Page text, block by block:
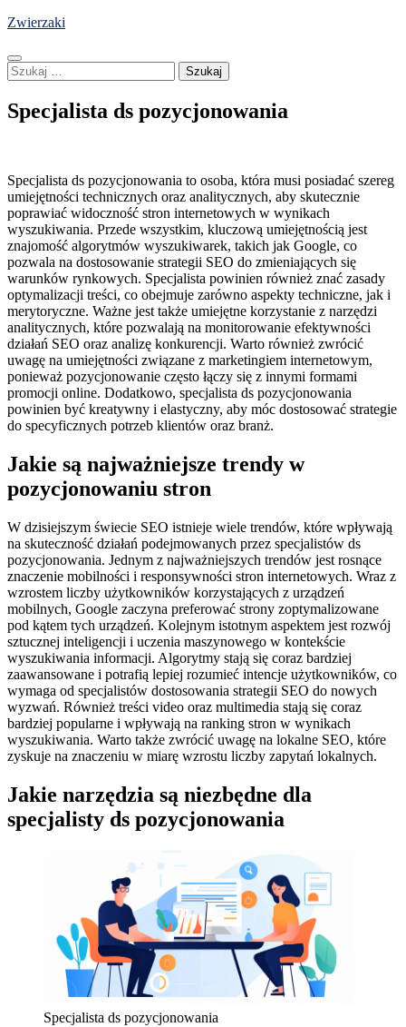
Skip
content
Zwierzaki
Szukaj:
Specjalista ds pozycjonowania
Specjalista ds pozycjonowania to osoba, która musi posiadać szereg
umiejętności technicznych oraz analitycznych, aby skutecznie
poprawiać widoczność stron internetowych w wynikach
wyszukiwania. Przede wszystkim, kluczową umiejętnością jest
znajomość algorytmów wyszukiwarek, takich jak Google, co
pozwala na dostosowanie strategii SEO do zmieniających się
warunków rynkowych. Specjalista powinien również znać zasady
optymalizacji treści, co obejmuje zarówno aspekty techniczne, jak i
merytoryczne. Ważne jest także umiejętne korzystanie z narzędzi
analitycznych, które pozwalają na monitorowanie efektywności
działań SEO oraz analizę konkurencji. Warto również zwrócić
uwagę na umiejętności związane z marketingiem internetowym,
ponieważ pozycjonowanie często łączy się z innymi formami
promocji online. Dodatkowo, specjalista ds pozycjonowania
powinien być kreatywny i elastyczny, aby móc dostosować strategie
do specyficznych potrzeb klientów oraz branż.
Jakie są najważniejsze trendy w
pozycjonowaniu stron
W dzisiejszym świecie SEO istnieje wiele trendów, które wpływają
na skuteczność działań podejmowanych przez specjalistów ds
pozycjonowania. Jednym z najważniejszych trendów jest rosnące
znaczenie mobilności i responsywności stron internetowych. Wraz z
wzrostem liczby użytkowników korzystających z urządzeń
mobilnych, Google zaczyna preferować strony zoptymalizowane
pod kątem tych urządzeń. Kolejnym istotnym aspektem jest rozwój
sztucznej inteligencji i uczenia maszynowego w kontekście
wyszukiwania informacji. Algorytmy stają się coraz bardziej
zaawansowane i potrafią lepiej rozumieć intencje użytkowników, co
wymaga od specjalistów dostosowania strategii SEO do nowych
wyzwań. Również treści video oraz multimedia stają się coraz
bardziej popularne i wpływają na ranking stron w wynikach
wyszukiwania. Warto także zwrócić uwagę na lokalne SEO, które
zyskuje na znaczeniu w miarę wzrostu liczby zapytań lokalnych.
Jakie narzędzia są niezbędne dla
specjalisty ds pozycjonowania
Specjalista ds pozycjonowania